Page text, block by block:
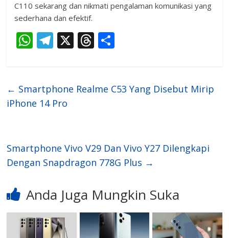
C110 sekarang dan nikmati pengalaman komunikasi yang
sederhana dan efektif.
W
s
A
T
gr
a
X T
a e
← Smartphone Realme C53 Yang Disebut Mirip
iPhone 14 Pro
Smartphone Vivo V29 Dan Vivo Y27 Dilengkapi
Dengan Snapdragon 778G Plus →
Anda Juga Mungkin Suka